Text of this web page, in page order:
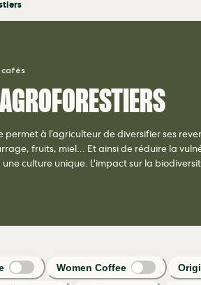
cafés
permet à l’agriculteur de diversifier ses
fruits, miel... Et ainsi de réduire la
culture unique. L'impact sur la
Women Coffee